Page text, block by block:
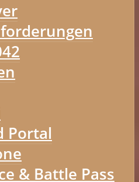
Portal
& Battle Pass